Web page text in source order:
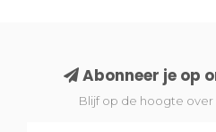
Abonneer je op
Blijf op de hoogte over